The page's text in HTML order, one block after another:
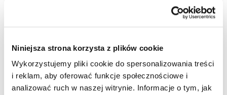
Niniejsza strona korzysta z plików cookie
Wykorzystujemy pliki cookie do spersonalizowania treści
i reklam, aby oferować funkcje społecznościowe i
analizować ruch w naszej witrynie. Informacje o tym, jak
2
PLAN PIĘTRA